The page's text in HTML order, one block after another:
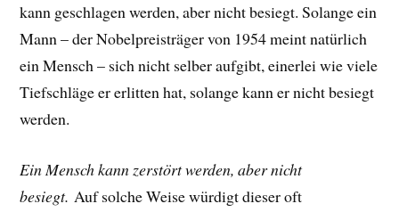
kann geschlagen werden, aber nicht besiegt. Solange ein
Mann – der Nobelpreisträger von 1954 meint natürlich
ein Mensch – sich nicht selber aufgibt, einerlei wie viele
Tiefschläge er erlitten hat, solange kann er nicht besiegt
werden.
Ein Mensch kann zerstört werden, aber nicht
besiegt. Auf solche Weise würdigt dieser oft